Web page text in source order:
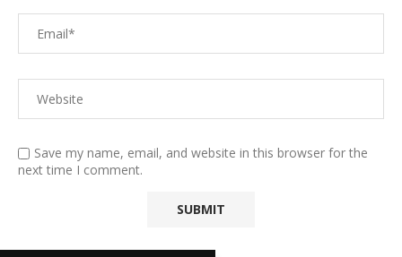
Save my name, email, and website in this browser for the
next time I comment.